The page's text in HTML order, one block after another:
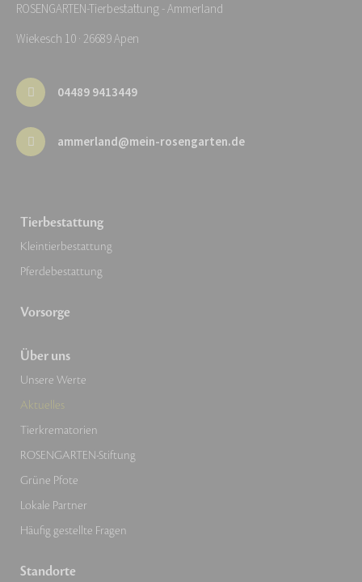
ROSENGARTEN-Tierbestattung - Ammerland
Wiekesch 10 · 26689 Apen
04489 9413449
ammerland@mein-rosengarten.de
Tierbestattung
Kleintierbestattung
Pferdebestattung
Vorsorge
Über uns
Unsere Werte
Aktuelles
Tierkrematorien
ROSENGARTEN-Stiftung
Grüne Pfote
Lokale Partner
Häufig gestellte Fragen
Standorte